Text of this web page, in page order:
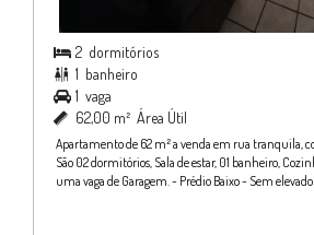
 2 dormitórios
 1 banheiro
 1 vaga
 62,00 m² Área Útil
Apartamento de 62 m² a venda em rua tranquila,
São 02 dormitórios, Sala de estar, 01 banheiro,
uma vaga de Garagem. - Prédio Baixo - Sem